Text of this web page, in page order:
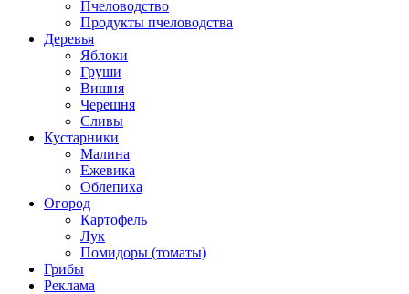
Пчеловодство
Продукты пчеловодства
Деревья
Яблоки
Груши
Вишня
Черешня
Сливы
Кустарники
Малина
Ежевика
Облепиха
Огород
Картофель
Лук
Помидоры (томаты)
Грибы
Реклама